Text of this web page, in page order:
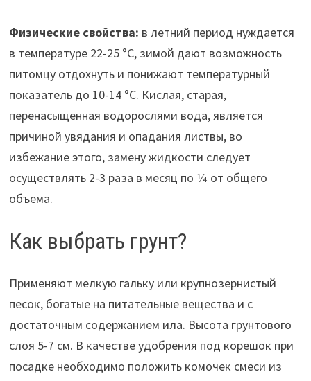
Физические свойства: в летний период нуждается
в температуре 22-25 °С, зимой дают возможность
питомцу отдохнуть и понижают температурный
показатель до 10-14 °С. Кислая, старая,
перенасыщенная водорослями вода, является
причиной увядания и опадания листвы, во
избежание этого, замену жидкости следует
осуществлять 2-3 раза в месяц по 1⁄4 от общего
объема.
Как выбрать грунт?
Применяют мелкую гальку или крупнозернистый
песок, богатые на питательные вещества и с
достаточным содержанием ила. Высота грунтового
слоя 5-7 см. В качестве удобрения под корешок при
посадке необходимо положить комочек смеси из